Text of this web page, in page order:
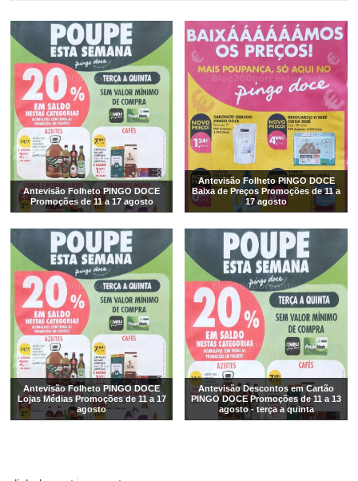
Antevisão Folheto PINGO DOCE
Promoções de 11 a 17 agosto
Antevisão Folheto PINGO DOCE
Baixa de Preços Promoções de 11 a
17 agosto
Antevisão Folheto PINGO DOCE
Lojas Médias Promoções de 11 a 17
agosto
Antevisão Descontos em Cartão
PINGO DOCE Promoções de 11 a 13
agosto - terça a quinta